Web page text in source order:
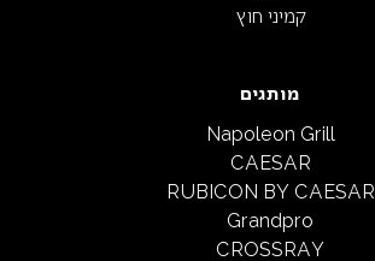
קמיני חוץ
מותגים
Napoleon Grill
CAESAR
RUBICON BY CAESAR
Grandpro
CROSSRAY